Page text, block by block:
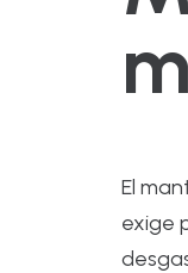
El
exige